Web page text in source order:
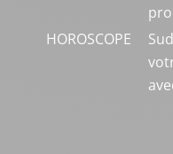
HOROSCOPE